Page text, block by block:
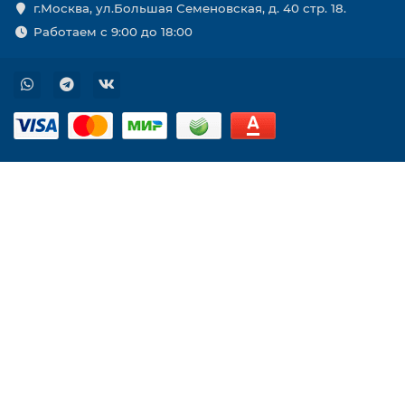
г.Москва, ул.Большая Семеновская, д. 40 стр. 18.
Работаем с 9:00 до 18:00